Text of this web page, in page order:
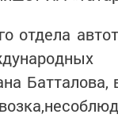
отдела